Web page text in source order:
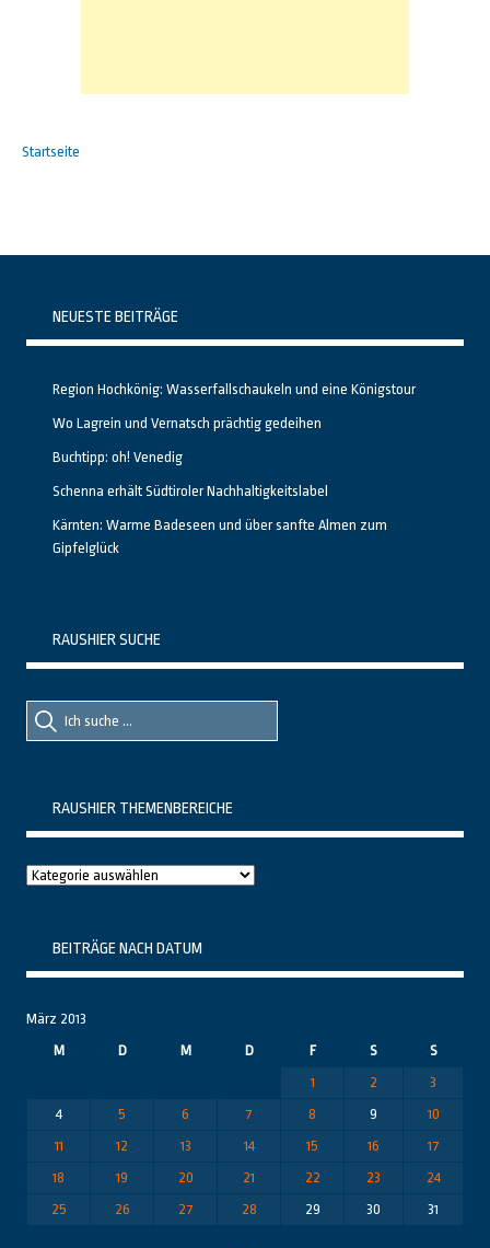
Startseite
NEUESTE BEITRÄGE
Region Hochkönig: Wasserfallschaukeln und eine Königstour
Wo Lagrein und Vernatsch prächtig gedeihen
Buchtipp: oh! Venedig
Schenna erhält Südtiroler Nachhaltigkeitslabel
Kärnten: Warme Badeseen und über sanfte Almen zum
Gipfelglück
RAUSHIER SUCHE
Suche
nach::
Suche
nach:
RAUSHIER THEMENBEREICHE
Raushier
BEITRÄGE NACH DATUM
März 2013
M
D M D F S
S
1
2
3
4
5 6 7 8 9
10
11
12 13 14 15 16
17
18
19 20 21 22 23
24
25
26 27 28 29 30 31